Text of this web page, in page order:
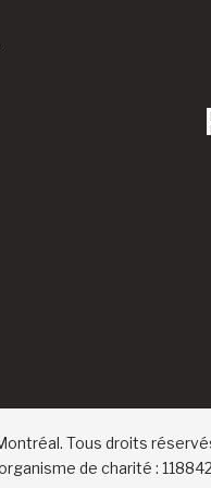
Tous droits
de charité :